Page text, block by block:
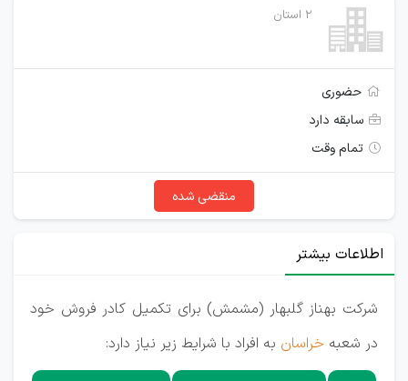
2 استان
حضوری
سابقه دارد
تمام وقت
منقضی شده
اطلاعات بیشتر
شرکت بهناز گلبهار (مشمش) برای تکمیل کادر فروش خود
در شعبه خراسان به افراد با شرایط زیر نیاز دارد: